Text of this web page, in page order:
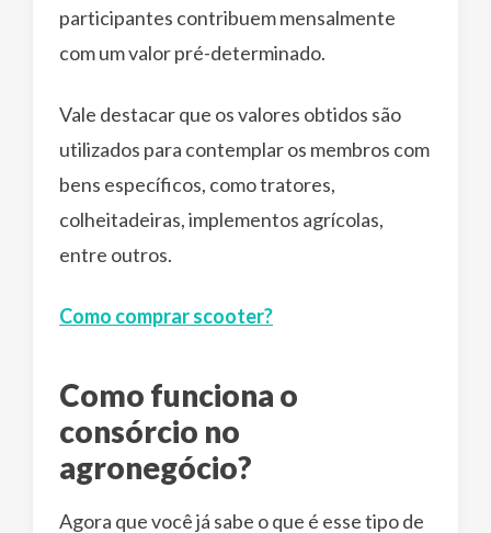
participantes contribuem mensalmente
com um valor pré-determinado.
Vale destacar que os valores obtidos são
utilizados para contemplar os membros com
bens específicos, como tratores,
colheitadeiras, implementos agrícolas,
entre outros.
Como comprar scooter?
Como funciona o
consórcio no
agronegócio?
Agora que você já sabe o que é esse tipo de